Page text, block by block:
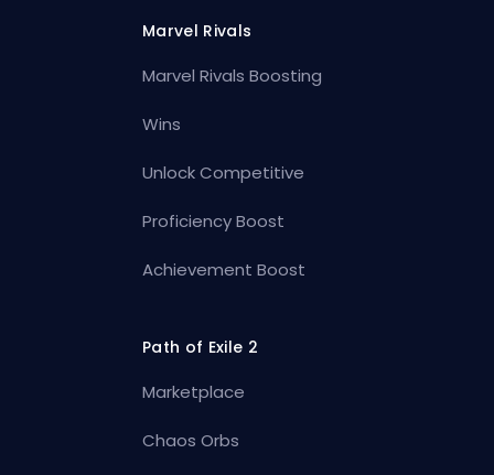
Marvel Rivals
Marvel Rivals Boosting
Wins
Unlock Competitive
Proficiency Boost
Achievement Boost
Path of Exile 2
Marketplace
Chaos Orbs